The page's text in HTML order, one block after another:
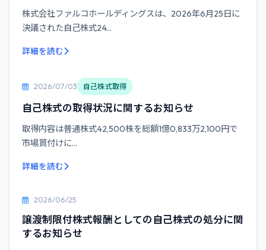
株式会社ファルコホールディングスは、2026年6月25日に
決議された自己株式24...
詳細を読む
2026/07/03 自己株式取得
自己株式の取得状況に関するお知らせ
取得内容は普通株式42,500株を総額1億0,833万2,100円で
市場買付けに...
詳細を読む
2026/06/25
譲渡制限付株式報酬としての自己株式の処分に関
するお知らせ